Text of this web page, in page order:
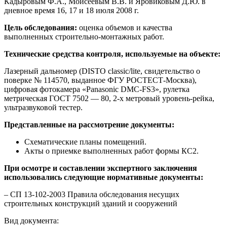
дневное время 16, 17 и 18 июля 2008 г.
Цель обследования: оценка объемов и качества
выполненных строительно-монтажных работ.
Технические средства контроля, используемые на объекте:
Лазерный дальномер (DISTO classic/lite, свидетельство о
поверке № 114570, выданное ФГУ РОСТЕСТ-Москва),
цифровая фотокамера «Panasonic DMC-FS3», рулетка
метрическая ГОСТ 7502 — 80, 2-х метровый уровень-рейка,
ультразвуковой тестер.
Представленные на рассмотрение документы:
Схематические планы помещений.
Акты о приемке выполненных работ формы КС2.
При осмотре и составлении экспертного заключения
использовались следующие нормативные документы:
– СП 13-102-2003 Правила обследования несущих
строительных конструкций зданий и сооружений
Вид документа: